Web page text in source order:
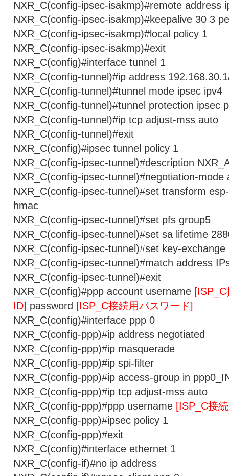
NXR_C(config-ipsec-isakmp)#remote address
NXR_C(config-ipsec-isakmp)#keepalive 30 3
NXR_C(config-ipsec-isakmp)#local policy 1
NXR_C(config-ipsec-isakmp)#exit
NXR_C(config)#interface tunnel 1
NXR_C(config-tunnel)#ip address
NXR_C(config-tunnel)#tunnel mode ipsec ipv4
NXR_C(config-tunnel)#tunnel protection ipsec
NXR_C(config-tunnel)#ip tcp adjust-mss auto
NXR_C(config-tunnel)#exit
NXR_C(config)#ipsec tunnel policy 1
NXR_C(config-ipsec-tunnel)#description
NXR_C(config-ipsec-tunnel)#negotiation-mode
NXR_C(config-ipsec-tunnel)#set transform
hmac
NXR_C(config-ipsec-tunnel)#set pfs group5
NXR_C(config-ipsec-tunnel)#set sa lifetime
NXR_C(config-ipsec-tunnel)#set key-exchange
NXR_C(config-ipsec-tunnel)#match address
NXR_C(config-ipsec-tunnel)#exit
NXR_C(config)#ppp account username
ID] password [ISP_C接続用パスワード]
NXR_C(config)#interface ppp 0
NXR_C(config-ppp)#ip address negotiated
NXR_C(config-ppp)#ip masquerade
NXR_C(config-ppp)#ip spi-filter
NXR_C(config-ppp)#ip access-group in
NXR_C(config-ppp)#ip tcp adjust-mss auto
NXR_C(config-ppp)#ppp username [ISP_C接
NXR_C(config-ppp)#ipsec policy 1
NXR_C(config-ppp)#exit
NXR_C(config)#interface ethernet 1
NXR_C(config-if)#no ip address